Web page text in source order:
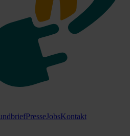
PresseJobsKontakt